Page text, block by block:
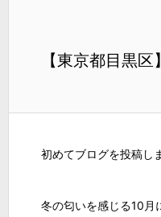
【東京都目黒
初めてブログを投稿
冬の匂いを感じる10月